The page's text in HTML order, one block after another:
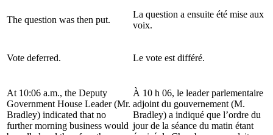
The question was then put.
La question a ensuite été mise aux
voix.
Vote deferred. Le vote est différé.
At 10:06 a.m., the Deputy
Government House Leader (Mr.
Bradley) indicated that no
further morning business would
À 10 h 06, le leader parlementaire
adjoint du gouvernement (M.
Bradley) a indiqué que l’ordre du
jour de la séance du matin étant